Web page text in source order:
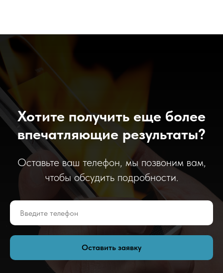
Хотите получить еще более
впечатляющие результаты?
Оставьте ваш телефон, мы позвоним вам,
чтобы обсудить подробности.
Оставить заявку